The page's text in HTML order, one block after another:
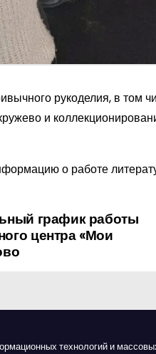
рукоделия, в том
и
о работе
график работы
центра «Мои
технологий и